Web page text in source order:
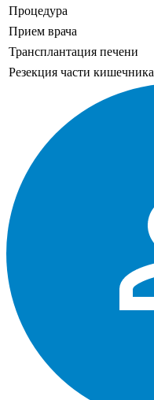
Процедура
Прием врача
Трансплантация печени
Резекция части кишечника